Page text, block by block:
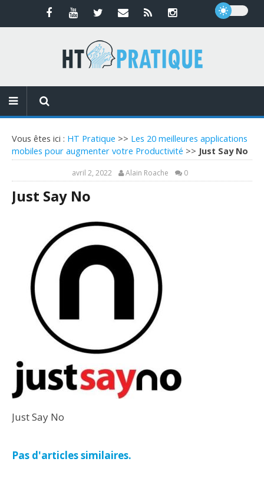
Vous êtes ici : HT Pratique >> Les 20 meilleures applications
mobiles pour augmenter votre Productivité >> Just Say No
avril 2, 2022 Alain Roache 0
Just Say No
Just Say No
Pas d'articles similaires.